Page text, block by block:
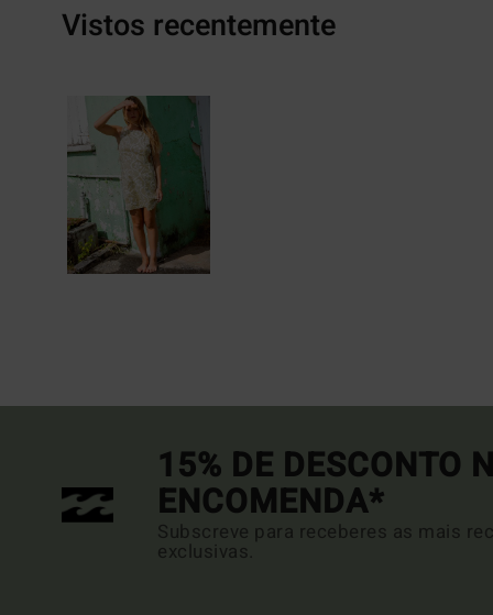
Vistos recentemente
15% DE DESCONTO
ENCOMENDA*
Subscreve para receberes as mais
exclusivas.